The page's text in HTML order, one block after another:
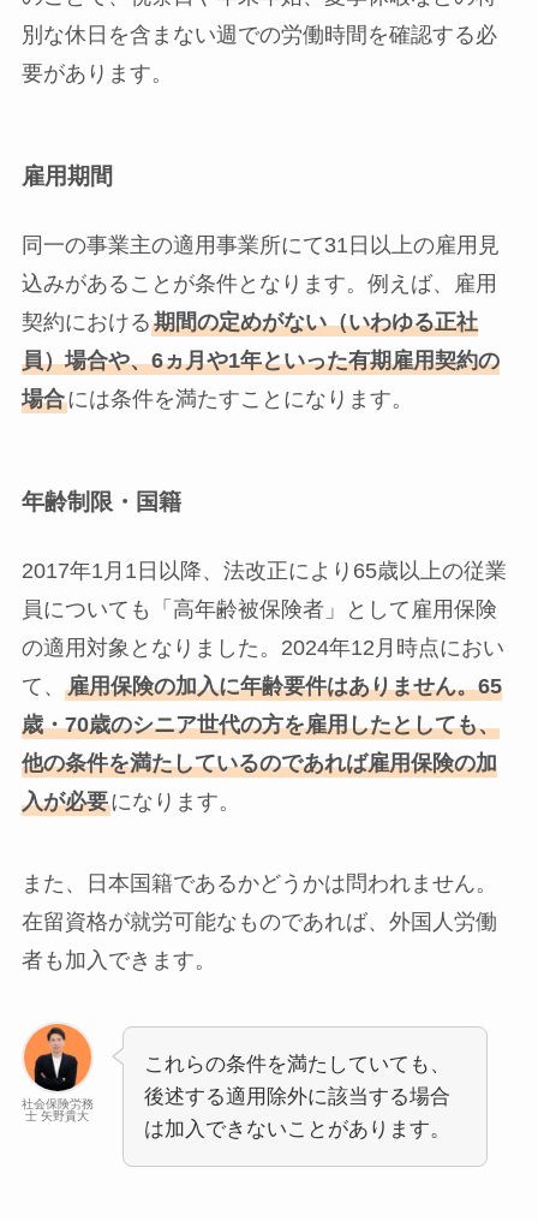
別な休日を含まない週での労働時間を確認する必
要があります。
雇用期間
同一の事業主の適用事業所にて31日以上の雇用見
込みがあることが条件となります。例えば、雇用
契約における期間の定めがない（いわゆる正社
員）場合や、6ヵ月や1年といった有期雇用契約の
場合には条件を満たすことになります。
年齢制限・国籍
2017年1月1日以降、法改正により65歳以上の従業
員についても「高年齢被保険者」として雇用保険
の適用対象となりました。2024年12月時点におい
て、 雇用保険の加入に年齢要件はありません。65
歳・70歳のシニア世代の方を雇用したとしても、
他の条件を満たしているのであれば雇用保険の加
入が必要になります。
また、日本国籍であるかどうかは問われません。
在留資格が就労可能なものであれば、外国人労働
者も加入できます。
社会保険労務
士 矢野貴大
これらの条件を満たしていても、
後述する適用除外に該当する場合
は加入できないことがあります。